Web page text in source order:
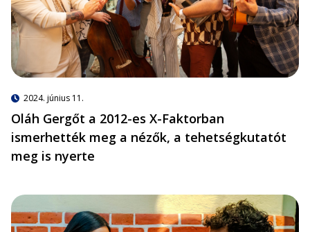
2024. június 11.
Oláh Gergőt a 2012-es X-Faktorban
ismerhették meg a nézők, a tehetségkutatót
meg is nyerte